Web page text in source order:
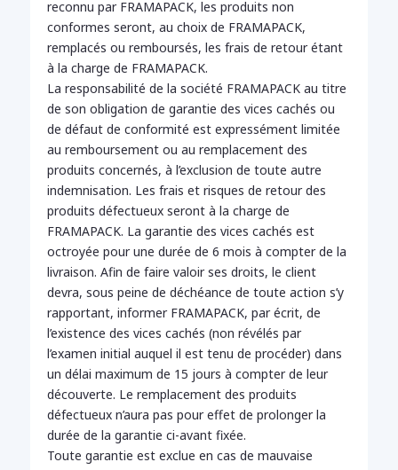
reconnu par FRAMAPACK, les produits non
conformes seront, au choix de FRAMAPACK,
remplacés ou remboursés, les frais de retour étant
à la charge de FRAMAPACK.
La responsabilité de la société FRAMAPACK au titre
de son obligation de garantie des vices cachés ou
de défaut de conformité est expressément limitée
au remboursement ou au remplacement des
produits concernés, à l’exclusion de toute autre
indemnisation. Les frais et risques de retour des
produits défectueux seront à la charge de
FRAMAPACK. La garantie des vices cachés est
octroyée pour une durée de 6 mois à compter de la
livraison. Afin de faire valoir ses droits, le client
devra, sous peine de déchéance de toute action s’y
rapportant, informer FRAMAPACK, par écrit, de
l’existence des vices cachés (non révélés par
l’examen initial auquel il est tenu de procéder) dans
un délai maximum de 15 jours à compter de leur
découverte. Le remplacement des produits
défectueux n’aura pas pour effet de prolonger la
durée de la garantie ci-avant fixée.
Toute garantie est exclue en cas de mauvaise